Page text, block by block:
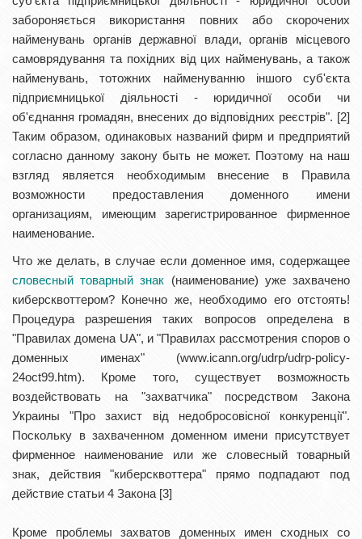
забороняється використання повних або скорочених
найменувань органів державної влади, органів місцевого
самоврядування та похідних від цих найменувань, а також
найменувань, тотожних найменуванню іншого суб'єкта
підприємницької діяльності - юридичної особи чи
об'єднання громадян, внесених до відповідних реєстрів". [2]
Таким образом, одинаковых названий фирм и предприятий
согласно данному закону быть не может. Поэтому на наш
взгляд является необходимым внесение в Правила
возможности предоставления доменного имени
организациям, имеющим зарегистрированное фирменное
наименование.
Что же делать, в случае если доменное имя, содержащее
словесный товарный знак (наименование) уже захвачено
киберсквоттером? Конечно же, необходимо его отстоять!
Процедура разрешения таких вопросов определена в
"Правилах домена UA", и "Правилах рассмотрения споров о
доменных именах" (www.icann.org/udrp/udrp-policy-
24oct99.htm). Кроме того, существует возможность
воздействовать на "захватчика" посредством Закона
Украины "Про захист від недобросовісної конкуренції".
Поскольку в захваченном доменном имени присутствует
фирменное наименование или же словесный товарный
знак, действия "киберсквоттера" прямо подпадают под
действие статьи 4 Закона [3]
Кроме проблемы захватов доменных имен сходных со